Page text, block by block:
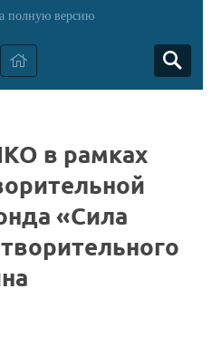
полную версию
в рамках
«Сила